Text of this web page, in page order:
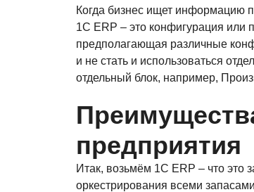
Когда бизнес ищет информацию
1С ERP – это конфигурация или
предполагающая различные
и не стать и использоваться
отдельный блок, например,
предприятия
Итак, возьмём 1С ERP – что это
оркестрирования всеми